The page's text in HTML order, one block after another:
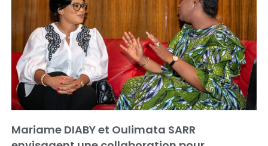
Mariame DIABY et Oulimata SARR